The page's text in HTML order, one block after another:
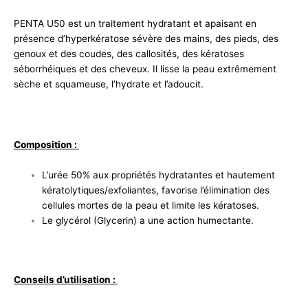
PENTA U50 est un traitement hydratant et apaisant en
présence d’hyperkératose sévère des mains, des pieds, des
genoux et des coudes, des callosités, des kératoses
séborrhéiques et des cheveux. Il lisse la peau extrêmement
sèche et squameuse, l’hydrate et l’adoucit.
Composition :
L’urée 50% aux propriétés hydratantes et hautement
kératolytiques/exfoliantes, favorise l’élimination des
cellules mortes de la peau et limite les kératoses.
Le glycérol (Glycerin) a une action humectante.
Conseils d’utilisation :